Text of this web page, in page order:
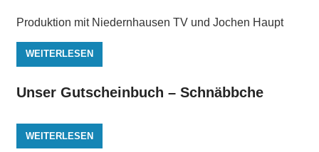
Produktion mit Niedernhausen TV und Jochen Haupt
WEITERLESEN
Unser Gutscheinbuch – Schnäbbche
WEITERLESEN